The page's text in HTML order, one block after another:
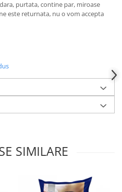
purtata, contine par, miroase
este returnata, nu o vom accepta
SIMILARE